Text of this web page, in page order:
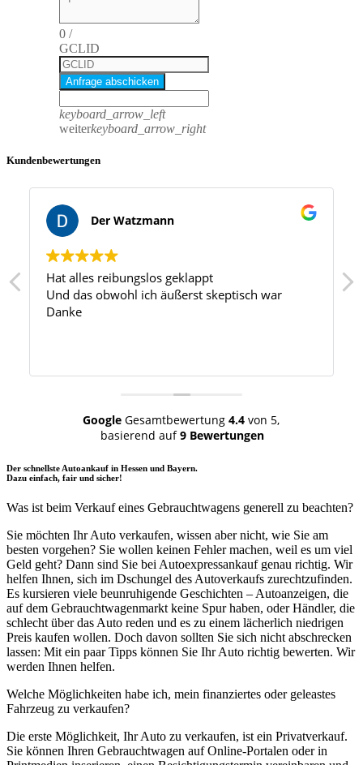
0/
GCLID
Anfrage abschicken
keyboard_arrow_left
weiterkeyboard_arrow_right
Kundenbewertungen
Der Watzmann
Hat alles reibungslos geklappt
Und das obwohl ich äußerst skeptisch war
Danke
GoogleGesamtbewertung 4.4von 5,
basierend auf9 Bewertungen
Der schnellste Autoankauf in Hessen und Bayern.
Dazu einfach, fair und sicher!
Was ist beim Verkauf eines Gebrauchtwagens generell zu beachten?
Sie möchten Ihr Auto verkaufen, wissen aber nicht, wie Sie am
besten vorgehen? Sie wollen keinen Fehler machen, weil es um viel
Geld geht? Dann sind Sie bei Autoexpressankauf genau richtig. Wir
helfen Ihnen, sich im Dschungel des Autoverkaufs zurechtzufinden.
Es kursieren viele beunruhigende Geschichten – Autoanzeigen, die
auf dem Gebrauchtwagenmarkt keine Spur haben, oder Händler, die
schlecht über das Auto reden und es zu einem lächerlich niedrigen
Preis kaufen wollen. Doch davon sollten Sie sich nicht abschrecken
lassen: Mit ein paar Tipps können Sie Ihr Auto richtig bewerten. Wir
werden Ihnen helfen.
Welche Möglichkeiten habe ich, mein finanziertes oder geleastes
Fahrzeug zu verkaufen?
Die erste Möglichkeit, Ihr Auto zu verkaufen, ist ein Privatverkauf.
Sie können Ihren Gebrauchtwagen auf Online-Portalen oder in